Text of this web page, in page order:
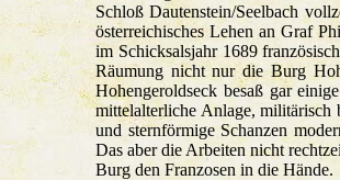
Schloß Dautenstein/Seelbach
österreichisches Lehen an Graf
im Schicksalsjahr 1689
Räumung nicht nur die Burg
Hohengeroldseck besaß gar
mittelalterliche Anlage, militärisch
und sternförmige Schanzen
Das aber die Arbeiten nicht
Burg den Franzosen in die Hände.